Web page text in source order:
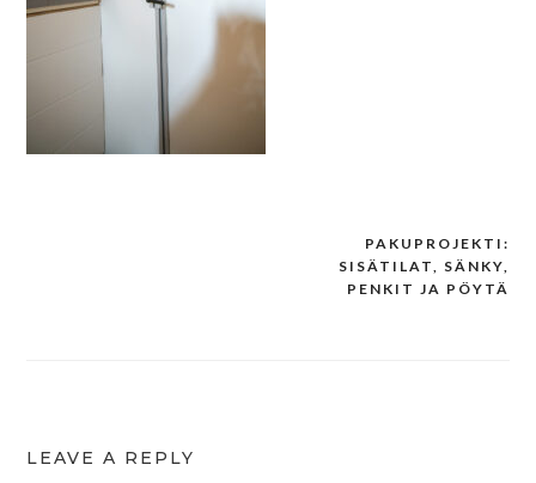
PAKUPROJEKTI:
SISÄTILAT, SÄNKY,
PENKIT JA PÖYTÄ
LEAVE A REPLY